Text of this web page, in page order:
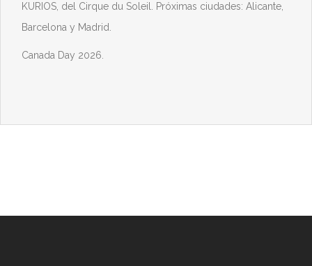
KURIOS, del Cirque du Soleil. Próximas ciudades: Alicante,
Barcelona y Madrid.
Canada Day 2026.